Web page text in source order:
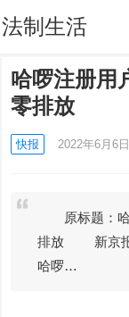
法制生活
哈啰注册用
零排放
快报 2022年6月6
原标题：哈
排放 新京报
哈啰…